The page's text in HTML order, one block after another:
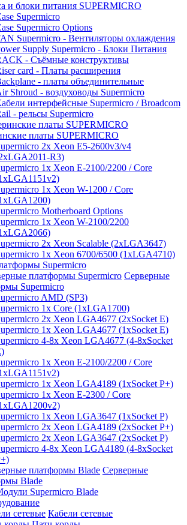
и блоки питания SUPERMICRO
Supermicro
Supermicro Options
Supermicro - Вентиляторы охлаждения
Supply Supermicro - Блоки Питания
- Съёмные конструктивы
card - Платы расширения
- платы объединительные
Shroud - воздуховоды Supermicro
интерфейсные Supermicro / Broadcom
- рельсы Supermicro
платы SUPERMICRO
2x Xeon E5-2600v3/v4
R3)
1x Xeon E-2100/2200 / Core
1x Xeon W-1200 / Core
Motherboard Options
1x Xeon W-2100/2200
2x Xeon Scalable (2xLGA3647)
1x Xeon 6700/6500 (1xLGA4710)
Supermicro
Серверные
Supermicro
AMD (SP3)
1x Core (1xLGA1700)
2x Xeon LGA4677 (2xSocket E)
1x Xeon LGA4677 (1xSocket E)
4-8x Xeon LGA4677 (4-8xSocket
1x Xeon E-2100/2200 / Core
1x Xeon LGA4189 (1xSocket P+)
1x Xeon E-2300 / Core
1x Xeon LGA3647 (1xSocket P)
2x Xeon LGA4189 (2xSocket P+)
2x Xeon LGA3647 (2xSocket P)
4-8x Xeon LGA4189 (4-8xSocket
Серверные
Blade
Supermicro Blade
Кабели сетевые